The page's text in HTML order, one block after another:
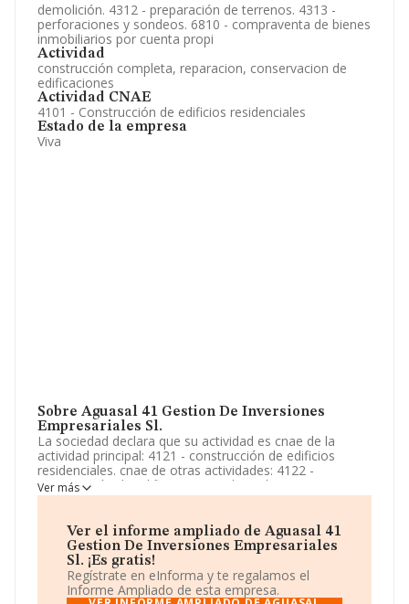
demolición. 4312 - preparación de terrenos. 4313 -
perforaciones y sondeos. 6810 - compraventa de bienes
inmobiliarios por cuenta propi
Actividad
construcción completa, reparacion, conservacion de
edificaciones
Actividad CNAE
4101 - Construcción de edificios residenciales
Estado de la empresa
Viva
Sobre Aguasal 41 Gestion De Inversiones
Empresariales Sl.
La sociedad declara que su actividad es cnae de la
actividad principal: 4121 - construcción de edificios
residenciales. cnae de otras actividades: 4122 -
construcción de edificios no residenciales. 4311 -
demolición. 4312 - preparación de terrenos. 4313 -
inmobiliarios por cuenta propi. La empresa es una
Sociedad Limitada. Su actividad CNAE es '%cnae%' con
código 4101. La sociedad no tiene actividad en
mercados exteriores.
Ver más
Ver el informe ampliado de Aguasal 41
Gestion De Inversiones Empresariales
Sl. ¡Es gratis!
Regístrate en eInforma y te regalamos el
Informe Ampliado de esta empresa.